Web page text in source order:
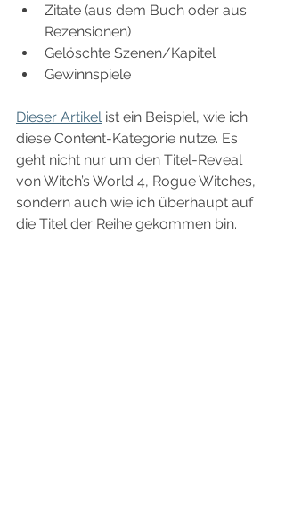
Zitate (aus dem Buch oder aus
Rezensionen)
Gelöschte Szenen/Kapitel
Gewinnspiele
Dieser Artikel ist ein Beispiel, wie ich
diese Content-Kategorie nutze. Es
geht nicht nur um den Titel-Reveal
von Witch’s World 4, Rogue Witches,
sondern auch wie ich überhaupt auf
die Titel der Reihe gekommen bin.